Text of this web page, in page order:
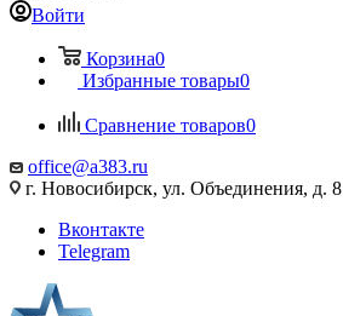
Войти
Корзина0
Избранные товары0
Сравнение товаров0
office@a383.ru
г. Новосибирск, ул. Объединения, д. 8
Вконтакте
Telegram